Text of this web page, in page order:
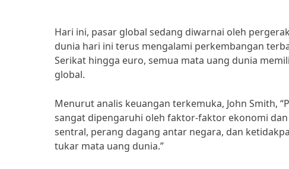
Hari ini, pasar global sedang diwarnai oleh
dunia hari ini terus mengalami perkembangan
Serikat hingga euro, semua mata uang dunia
global.
Menurut analis keuangan terkemuka, John Smith,
sangat dipengaruhi oleh faktor-faktor ekonomi
sentral, perang dagang antar negara, dan
tukar mata uang dunia.”